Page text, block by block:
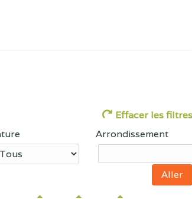
Effacer les filtres
Arrondissement